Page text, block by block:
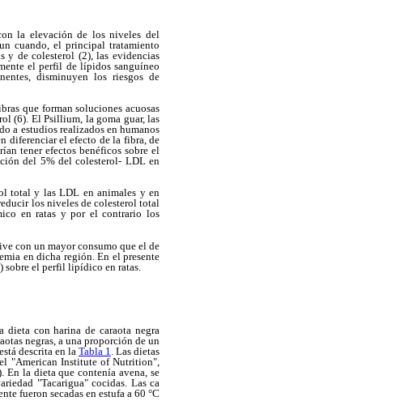
la elevación de los niveles del
cuando, el principal tratamiento
y de colesterol (2), las evidencias
el perfil de lípidos sanguíneo
disminuyen los riesgos de
que forman soluciones acuosas
(6). El Psillium, la goma guar, las
a estudios realizados en humanos
diferenciar el efecto de la fibra, de
tener efectos benéficos sobre el
del 5% del colesterol- LDL en
total y las LDL en animales y en
los niveles de colesterol total
en ratas y por el contrario los
con un mayor consumo que el de
en dicha región. En el presente
sobre el perfil lipídico en ratas.
con harina de caraota negra
negras, a una proporción de un
descrita en la Tabla 1. Las dietas
"American Institute of Nutrition",
En la dieta que contenía avena, se
"Tacarigua" cocidas. Las ca
fueron secadas en estufa a 60 °C